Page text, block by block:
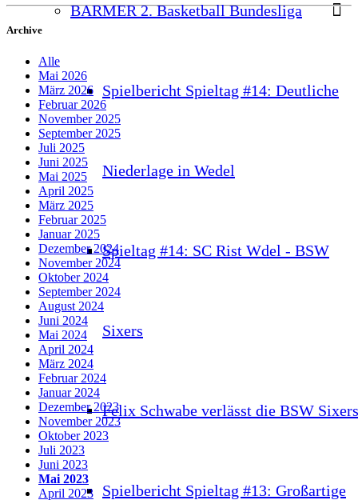
BARMER 2. Basketball Bundesliga
Spielbericht Spieltag #14: Deutliche
Niederlage in Wedel
Spieltag #14: SC Rist Wdel - BSW
Sixers
Felix Schwabe verlässt die BSW Sixers
Spielbericht Spieltag #13: Großartige
Archive
Alle
Mai 2026
März 2026
Februar 2026
November 2025
September 2025
Juli 2025
Juni 2025
Mai 2025
April 2025
März 2025
Februar 2025
Januar 2025
Dezember 2024
November 2024
Oktober 2024
September 2024
August 2024
Juni 2024
Mai 2024
April 2024
März 2024
Februar 2024
Januar 2024
Dezember 2023
November 2023
Oktober 2023
Juli 2023
Juni 2023
Mai 2023
April 2023